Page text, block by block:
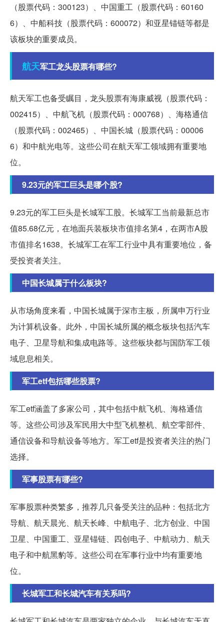
（股票代码：300123）、中国重工（股票代码：60160
6）、中船科技（股票代码：600072）和亚星锚链等都是
该板块的重要成员。
航天军工龙头股票有哪些?
航天军工也备受瞩目，龙头股票有海康威视（股票代码：
002415）、中航飞机（股票代码：000768）、海格通信
（股票代码：002465）、中国长城（股票代码：00006
6）和中航光电等。这些公司在航天军工领域拥有重要地
位。
9.23元的军工巨头是哪个股?
9.23元的军工巨头是长城军工股。长城军工当前最新总市
值85.68亿元，在地面兵装板块市值排名第4，在两市A股
市值排名1638。长城军工在军工行业中具有重要地位，备
受投资者关注。
中国长城属于什么板块?
从市场角度来看，中国长城属于深市主板，所属申万行业
为计算机设备。此外，中国长城所属的概念板块包括汽车
电子、卫星导航和集成电路等。这些板块都与国防军工领
域息息相关。
军工etf包括哪些股票?
军工etf涵盖了多家公司，其中包括中航飞机、海格通信
等。这些公司涉及军民用大中型飞机整机、航空零部件、
通信设备和导航设备等地方。军工etf是投资者关注的热门
选择。
军事股票有哪些?
军事股票种类繁多，推荐几只备受关注的品种：包括北方
导航、航天晨光、航天长峰、中航电子、北方创业、中国
卫星、中国重工、亚星锚链、四创电子、中航动力、航天
电子和中航黑豹等。这些公司在军事行业中均有重要地
位。
长城军工和长城汽车有关系吗?